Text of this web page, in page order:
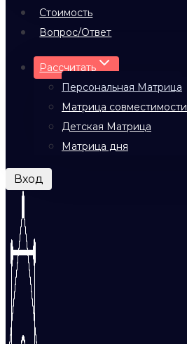
Стоимость
Вопрос/Ответ
Рассчитать
Персональная Матрица
Матрица совместимости
Детская Матрица
Матрица дня
Вход